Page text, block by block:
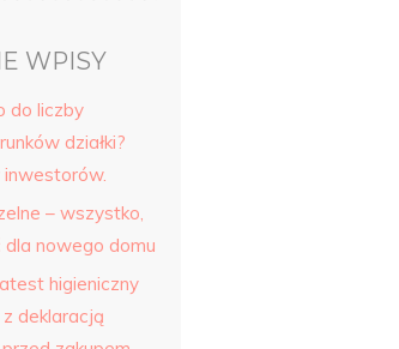
WPISY
do liczby
działki?
inwestorów.
– wszystko,
nowego domu
higieniczny
deklaracją